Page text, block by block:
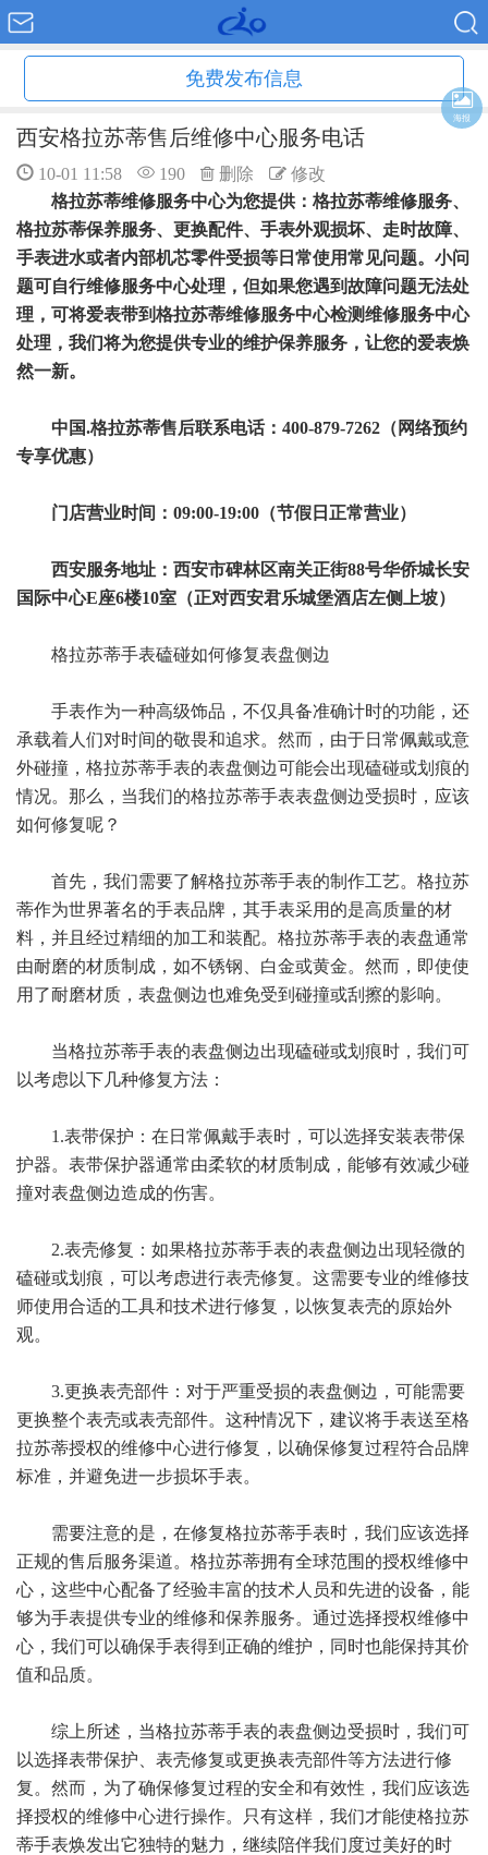
免费发布信息
西安格拉苏蒂售后维修中心服务电话
10-01 11:58 190 删除
修改
格拉苏蒂维修服务中心为您提供：格拉苏蒂维修服务、
格拉苏蒂保养服务、更换配件、手表外观损坏、走时故障、
手表进水或者内部机芯零件受损等日常使用常见问题。小问
题可自行维修服务中心处理，但如果您遇到故障问题无法处
理，可将爱表带到格拉苏蒂维修服务中心检测维修服务中心
处理，我们将为您提供专业的维护保养服务，让您的爱表焕
然一新。
中国.格拉苏蒂售后联系电话：400-879-7262（网络预约
专享优惠）
门店营业时间：09:00-19:00（节假日正常营业）
西安服务地址：西安市碑林区南关正街88号华侨城长安
国际中心E座6楼10室（正对西安君乐城堡酒店左侧上坡）
格拉苏蒂手表磕碰如何修复表盘侧边
手表作为一种高级饰品，不仅具备准确计时的功能，还
承载着人们对时间的敬畏和追求。然而，由于日常佩戴或意
外碰撞，格拉苏蒂手表的表盘侧边可能会出现磕碰或划痕的
情况。那么，当我们的格拉苏蒂手表表盘侧边受损时，应该
如何修复呢？
首先，我们需要了解格拉苏蒂手表的制作工艺。格拉苏
蒂作为世界著名的手表品牌，其手表采用的是高质量的材
料，并且经过精细的加工和装配。格拉苏蒂手表的表盘通常
由耐磨的材质制成，如不锈钢、白金或黄金。然而，即使使
用了耐磨材质，表盘侧边也难免受到碰撞或刮擦的影响。
当格拉苏蒂手表的表盘侧边出现磕碰或划痕时，我们可
以考虑以下几种修复方法：
1.表带保护：在日常佩戴手表时，可以选择安装表带保
护器。表带保护器通常由柔软的材质制成，能够有效减少碰
撞对表盘侧边造成的伤害。
2.表壳修复：如果格拉苏蒂手表的表盘侧边出现轻微的
磕碰或划痕，可以考虑进行表壳修复。这需要专业的维修技
师使用合适的工具和技术进行修复，以恢复表壳的原始外
观。
3.更换表壳部件：对于严重受损的表盘侧边，可能需要
更换整个表壳或表壳部件。这种情况下，建议将手表送至格
拉苏蒂授权的维修中心进行修复，以确保修复过程符合品牌
标准，并避免进一步损坏手表。
需要注意的是，在修复格拉苏蒂手表时，我们应该选择
正规的售后服务渠道。格拉苏蒂拥有全球范围的授权维修中
心，这些中心配备了经验丰富的技术人员和先进的设备，能
够为手表提供专业的维修和保养服务。通过选择授权维修中
心，我们可以确保手表得到正确的维护，同时也能保持其价
值和品质。
综上所述，当格拉苏蒂手表的表盘侧边受损时，我们可
以选择表带保护、表壳修复或更换表壳部件等方法进行修
复。然而，为了确保修复过程的安全和有效性，我们应该选
择授权的维修中心进行操作。只有这样，我们才能使格拉苏
蒂手表焕发出它独特的魅力，继续陪伴我们度过美好的时
海报